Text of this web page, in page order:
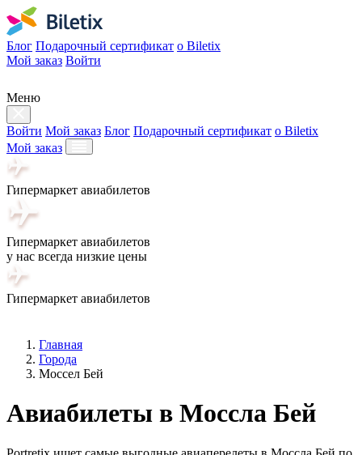
Блог Подарочный сертификат о Biletix
Мой заказ Войти
Меню
Войти Мой заказ Блог Подарочный сертификат о Biletix
Мой заказ
Гипермаркет авиабилетов
Гипермаркет авиабилетов
у нас всегда низкие цены
Гипермаркет авиабилетов
Главная
Города
Моссел Бей
Авиабилеты в Моссла Бей